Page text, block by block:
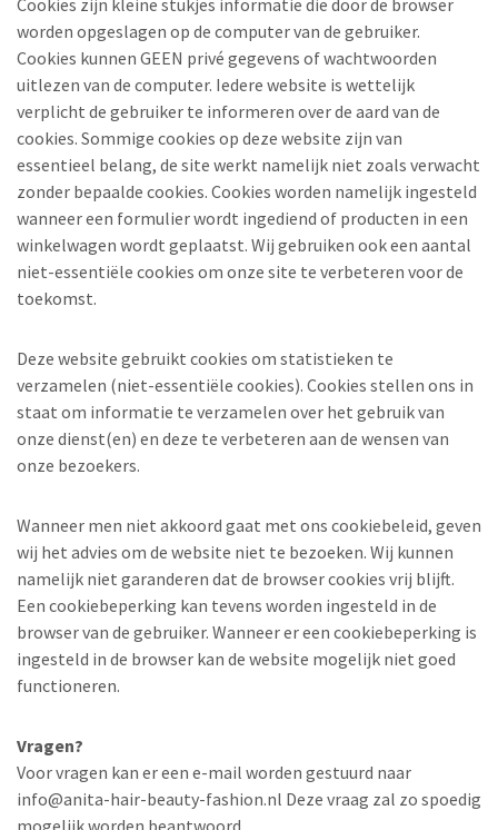
Cookies zijn kleine stukjes informatie die door de browser
worden opgeslagen op de computer van de gebruiker.
Cookies kunnen GEEN privé gegevens of wachtwoorden
uitlezen van de computer. Iedere website is wettelijk
verplicht de gebruiker te informeren over de aard van de
cookies. Sommige cookies op deze website zijn van
essentieel belang, de site werkt namelijk niet zoals verwacht
zonder bepaalde cookies. Cookies worden namelijk ingesteld
wanneer een formulier wordt ingediend of producten in een
winkelwagen wordt geplaatst. Wij gebruiken ook een aantal
niet-essentiële cookies om onze site te verbeteren voor de
toekomst.
Deze website gebruikt cookies om statistieken te
verzamelen (niet-essentiële cookies). Cookies stellen ons in
staat om informatie te verzamelen over het gebruik van
onze dienst(en) en deze te verbeteren aan de wensen van
onze bezoekers.
Wanneer men niet akkoord gaat met ons cookiebeleid, geven
wij het advies om de website niet te bezoeken. Wij kunnen
namelijk niet garanderen dat de browser cookies vrij blijft.
Een cookiebeperking kan tevens worden ingesteld in de
browser van de gebruiker. Wanneer er een cookiebeperking is
ingesteld in de browser kan de website mogelijk niet goed
functioneren.
Vragen?
Voor vragen kan er een e-mail worden gestuurd naar
info@anita-hair-beauty-fashion.nl Deze vraag zal zo spoedig
mogelijk worden beantwoord.